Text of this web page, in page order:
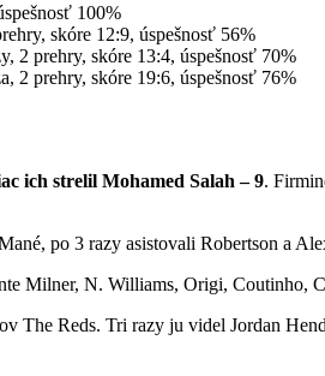
100%
skóre 12:9, úspešnosť 56%
2 prehry, skóre 13:4, úspešnosť 70%
2 prehry, skóre 19:6, úspešnosť 76%
ich strelil Mohamed Salah – 9.
po 3 razy asistovali Robertson a
Milner, N. Williams, Origi, Coutinho,
The Reds. Tri razy ju videl Jordan